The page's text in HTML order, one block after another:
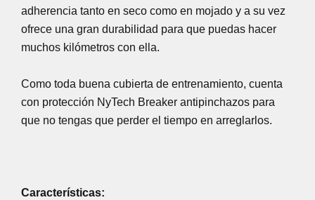
adherencia tanto en seco como en mojado y a su vez
ofrece una gran durabilidad para que puedas hacer
muchos kilómetros con ella.
Como toda buena cubierta de entrenamiento, cuenta
con protección NyTech Breaker antipinchazos para
que no tengas que perder el tiempo en arreglarlos.
Características: